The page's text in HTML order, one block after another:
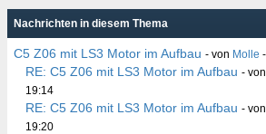
Nachrichten in diesem Thema
C5 Z06 mit LS3 Motor im Aufbau - von Molle
RE: C5 Z06 mit LS3 Motor im Aufbau - von
19:14
RE: C5 Z06 mit LS3 Motor im Aufbau - von
19:20